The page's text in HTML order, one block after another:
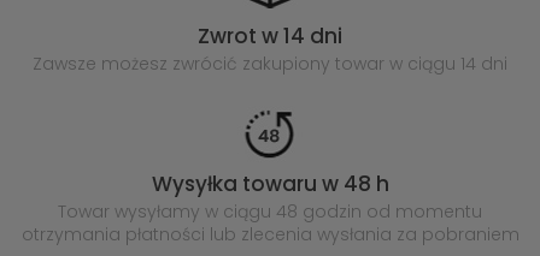
Zwrot w 14 dni
Zawsze możesz zwrócić zakupiony towar w ciągu 14 dni
Wysyłka towaru w 48 h
Towar wysyłamy w ciągu 48 godzin od momentu
otrzymania płatności lub zlecenia wysłania za pobraniem